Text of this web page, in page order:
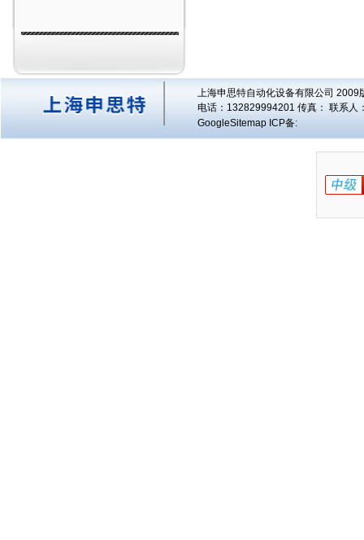
上海申思特自动化设备有限公司
电话：132829994201 传真： 联系人
GoogleSitemap ICP备: